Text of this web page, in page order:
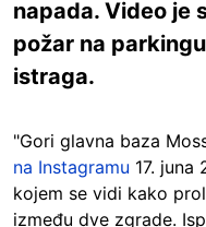
napada. Video je
požar na
istraga.
"Gori glavna baza
na Instagramu 17. juna
kojem se vidi kako
između dve zgrade.